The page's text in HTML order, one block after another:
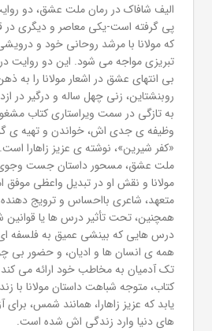
الیف شافاک در رمان ملت عشق، دو
پی گرفته است-یکی معاصر و دیگری در
که مولانا با مرشد روحانی خود و
تبریزی مواجه می شود. این دو روایت در
بی انتهای عشق در اشعار مولانا را به
روبنشتاین، زنی چهل ساله و درگیر در
به تازگی در سمت ویراستاری کتاب
وظیفه ی جدی اش، خواندن و تهیه ی
«کفر شیرین»، نوشته ی عزیز زاهارا
ملت عشق، مسحور داستان جست
مولانا و نقش او در تبدیل واعظی موفق
متعهد، شاعری بااحساس و ترویج
همچنین، تحت تأثیر درس ها یا
درس هایی که بینشی عمیق به فلسفه
همه ی انسان ها و ادیان، و حضور
تک آدمیان به مخاطب خود ارائه می کند.
کتاب، متوجه شباهت داستان مولانا با
یابد که عزیز زاهارا، همانند شمس، برای
های دنیا وارد زندگی اش شده است.